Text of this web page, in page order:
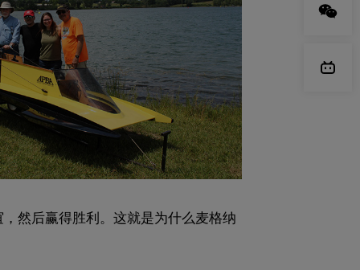
然后赢得胜利。这就是为什么麦格纳